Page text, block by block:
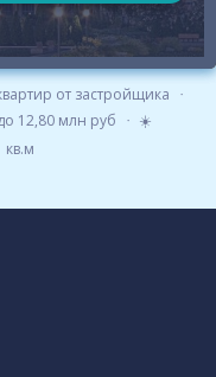
от застройщика
12,80 млн руб
☀️
кв.м